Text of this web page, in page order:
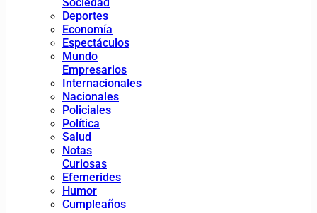
Deportes
Economía
Espectáculos
Mundo
Empresarios
Internacionales
Nacionales
Policiales
Política
Salud
Notas
Curiosas
Efemerides
Humor
Cumpleaños